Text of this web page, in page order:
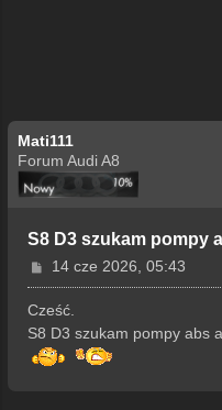
Mati111
Forum Audi A8
S8 D3 szukam pompy
P
o
s
14 cze 2026, 05:43
Cześć.
S8 D3 szukam pompy abs